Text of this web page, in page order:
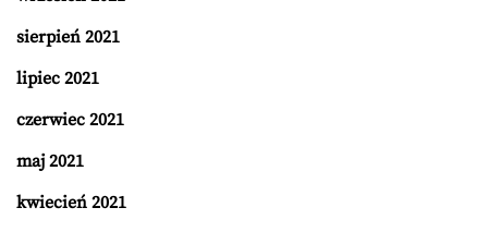
sierpień 2021
lipiec 2021
czerwiec 2021
maj 2021
kwiecień 2021